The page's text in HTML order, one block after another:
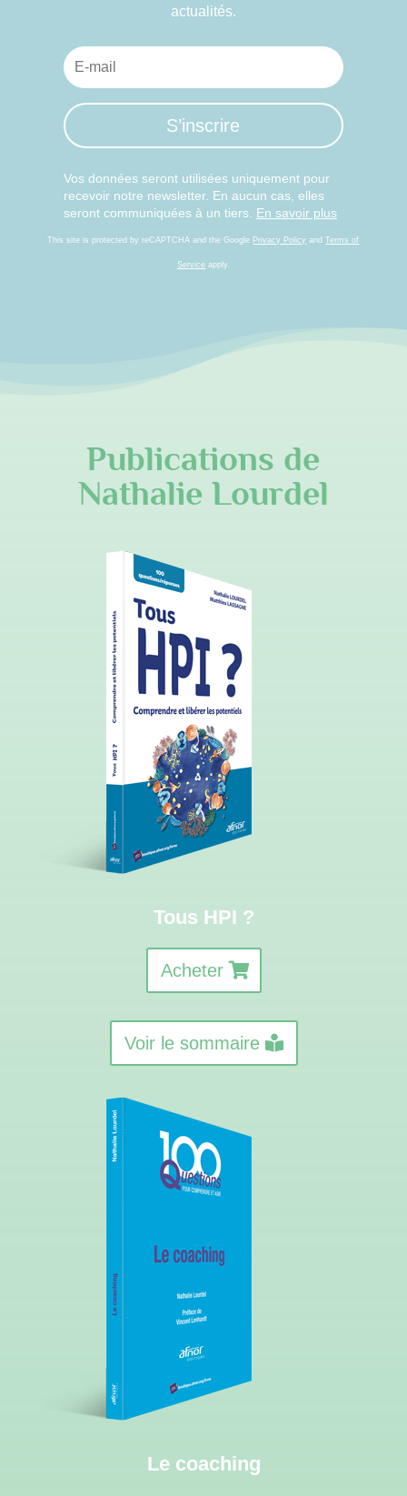
actualités.
S’inscrire
Vos données seront utilisées uniquement pour
recevoir notre newsletter. En aucun cas, elles
seront communiquées à un tiers. En savoir plus
This site is protected by reCAPTCHA and the Google Privacy Policy andTerms of
Serviceapply.
Publications de
Nathalie Lourdel
Tous HPI ?
Acheter
Voir le sommaire
Le coaching